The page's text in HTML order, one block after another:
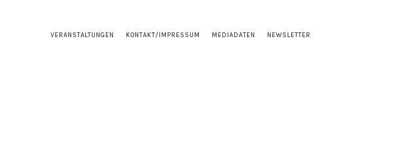
VERANSTALTUNGEN KONTAKT/IMPRESSUM MEDIADATEN NEWSLETTER